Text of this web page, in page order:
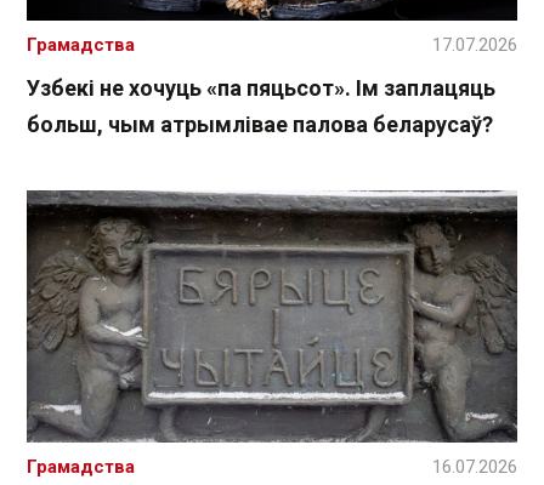
Узбекі не хочуць «па пяцьсот». Ім заплацяць
больш, чым атрымлівае палова беларусаў?
Грамадства 17.07.2026
Грамадства 16.07.2026